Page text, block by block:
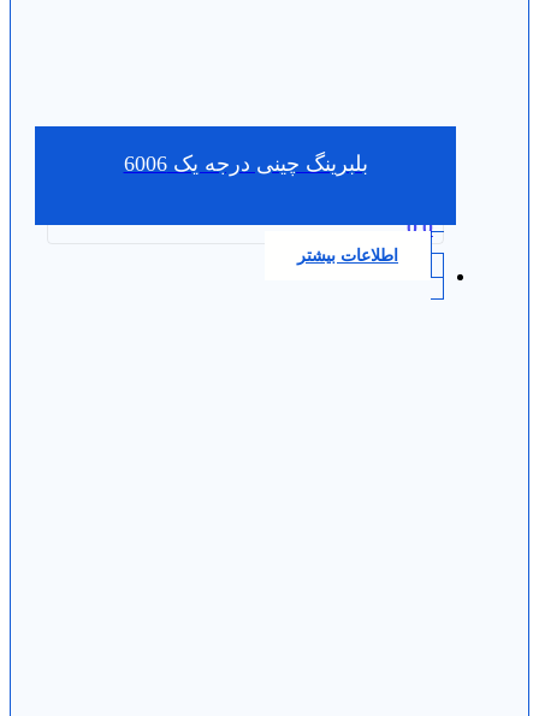
بلبرینگ چینی درجه یک 6006
0.0
اطلاعات بیشتر